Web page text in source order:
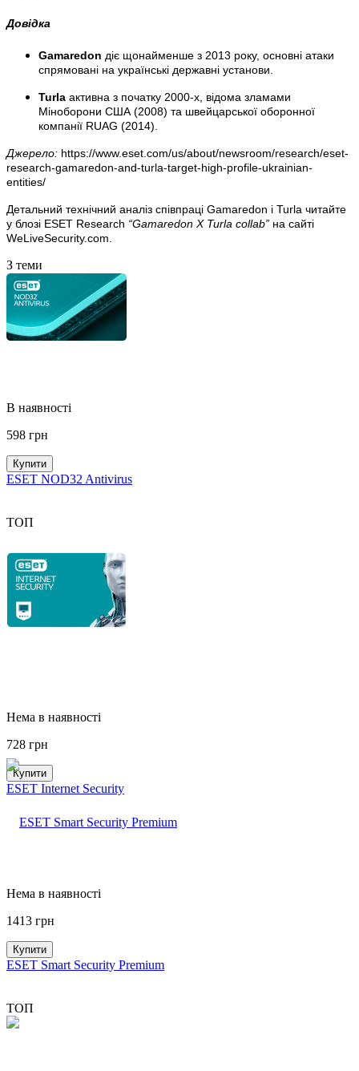
Довідка
Gamaredon діє щонайменше з 2013 року, основні атаки
спрямовані на українські державні установи.
Turla активна з початку 2000-х, відома зламами
Міноборони США (2008) та швейцарської оборонної
компанії RUAG (2014).
Джерело: https://www.eset.com/us/about/newsroom/research/eset-
research-gamaredon-and-turla-target-high-profile-ukrainian-
entities/
Детальний технічний аналіз співпраці Gamaredon і Turla читайте
у блозі ESET Research “Gamaredon X Turla collab” на сайті
WeLiveSecurity.com.
З теми
В наявності
598 грн
Купити
ESET NOD32 Antivirus
ТОП
Нема в наявності
728 грн
Купити
ESET Internet Security
Нема в наявності
1413 грн
Купити
ESET Smart Security Premium
ТОП